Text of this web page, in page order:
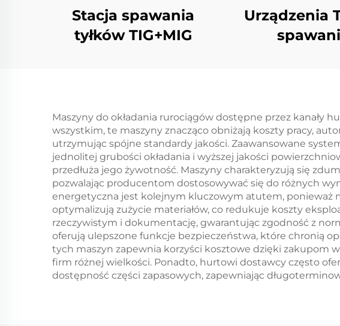
Stacja spawania
tyłków TIG+MIG
Urządzenia
Maszyny do okładania rurociągów dostępne przez kanały
wszystkim, te maszyny znacząco obniżają koszty pracy,
utrzymując spójne standardy jakości. Zaawansowane
jednolitej grubości okładania i wyższej jakości
przedłuża jego żywotność. Maszyny charakteryzują się
pozwalając producentom dostosowywać się do różnych
energetyczna jest kolejnym kluczowym atutem, ponieważ
optymalizują zużycie materiałów, co redukuje koszty
rzeczywistym i dokumentację, gwarantując zgodność z
oferują ulepszone funkcje bezpieczeństwa, które chronią
tych maszyn zapewnia korzyści kosztowe dzięki zakupom
firm różnej wielkości. Ponadto, hurtowi dostawcy często
dostępność części zapasowych, zapewniając